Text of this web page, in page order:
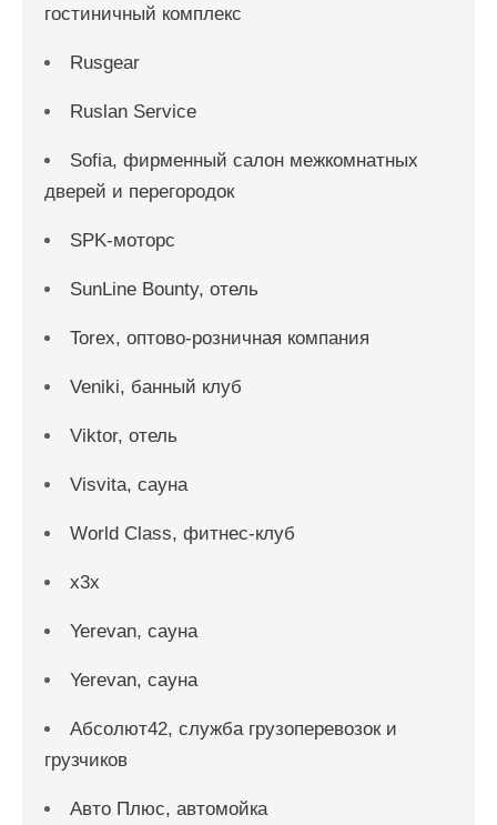
гостиничный комплекс
Rusgear
Ruslan Service
Sofia, фирменный салон межкомнатных
дверей и перегородок
SPK-моторс
SunLine Bounty, отель
Torex, оптово-розничная компания
Veniki, банный клуб
Viktor, отель
Visvita, сауна
World Class, фитнес-клуб
x3x
Yerevan, сауна
Yerevan, сауна
Абсолют42, служба грузоперевозок и
грузчиков
Авто Плюс, автомойка